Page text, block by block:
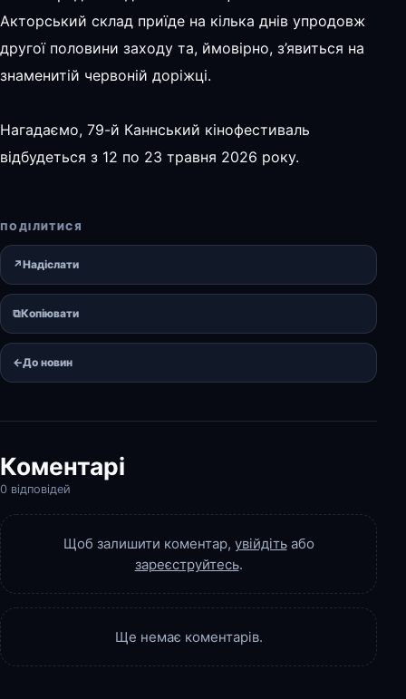
Акторський склад приїде на кілька днів упродовж
другої половини заходу та, ймовірно, з’явиться на
знаменитій червоній доріжці.
Нагадаємо, 79-й Каннський кінофестиваль
відбудеться з 12 по 23 травня 2026 року.
ПОДІЛИТИСЯ
↗Надіслати
⧉Копіювати
←До новин
Коментарі
0 відповідей
Щоб залишити коментар, увійдітьабо
зареєструйтесь.
Ще немає коментарів.